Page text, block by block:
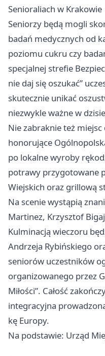
Senioraliach w Krakowie
Seniorzy będą mogli
badań medycznych od
poziomu cukru czy
specjalnej strefie
nie daj się oszukać”
skutecznie unikać
niezwykle ważne w
Nie zabraknie też
honorujące
po lokalne wyroby
potrawy przygotowane
Wiejskich oraz grillową
Na scenie wystąpią
Martinez, Krzysztof
Kulminacją wieczoru
Andrzeja Rybińskiego
seniorów uczestników
organizowanego przez
Miłości”. Całość
integracyjna
kę Europy.
Na podstawie: Urząd